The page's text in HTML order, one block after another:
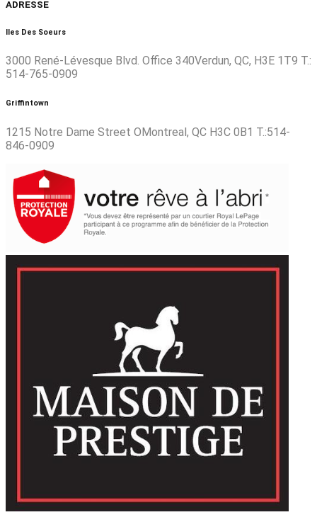
ADRESSE
Iles Des Soeurs
3000 René-Lévesque Blvd. Office 340Verdun, QC, H3E 1T9 T.:
514-765-0909
Griffintown
1215 Notre Dame Street OMontreal, QC H3C 0B1 T.:514-
846-0909